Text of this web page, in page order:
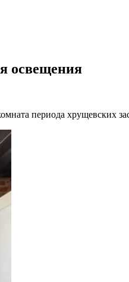
освещения
периода хрущевских